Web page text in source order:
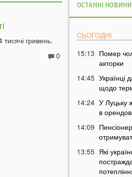
гривень.
0
ОСТАННІ НОВИНИ
СЬОГОДНІ
15:13 Помер
акторки
14:45 Українці
щодо
14:24 У Луцьку
в
14:09
13:55 Які